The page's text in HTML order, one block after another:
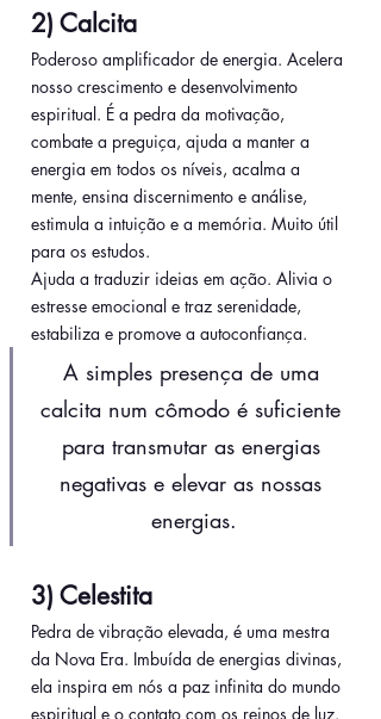
2) Calcita
Poderoso amplificador de energia. Acelera
nosso crescimento e desenvolvimento
espiritual. É a pedra da motivação,
combate a preguiça, ajuda a manter a
energia em todos os níveis, acalma a
mente, ensina discernimento e análise,
estimula a intuição e a memória. Muito útil
para os estudos.
Ajuda a traduzir ideias em ação. Alivia o
estresse emocional e traz serenidade,
estabiliza e promove a autoconfiança.
A simples presença de uma
calcita num cômodo é suficiente
para transmutar as energias
negativas e elevar as nossas
energias.
3) Celestita
Pedra de vibração elevada, é uma mestra
da Nova Era. Imbuída de energias divinas,
ela inspira em nós a paz infinita do mundo
espiritual e o contato com os reinos de luz.